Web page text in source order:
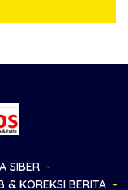
SIBER
& KOREKSI BERITA